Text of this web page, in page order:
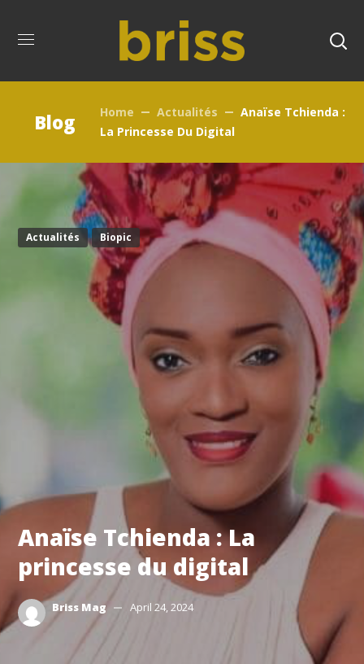
Blog Home Actualités
Anaïse Tchienda :
La Princesse Du Digital
Actualités Biopic
Anaïse Tchienda : La
princesse du digital
Briss Mag April 24, 2024